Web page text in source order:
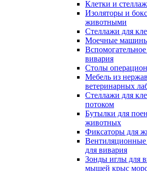
Клетки и
Изоляторы и
животными
Стеллажи для
Моечные машины
вивария
Столы
Мебель из
ветеринарных
Стеллажи для
потоком
Бутылки для
животных
Фиксаторы для
Вентиляционные
для вивария
Зонды иглы для
мышей крыс